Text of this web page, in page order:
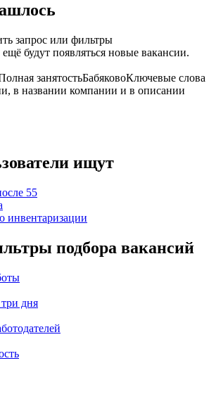
запрос или фильтры
будут появляться новые вакансии.
занятостьБабяковоКлючевые слова
в названии компании и в описании
ищут
55
инвентаризации
подбора вакансий
дня